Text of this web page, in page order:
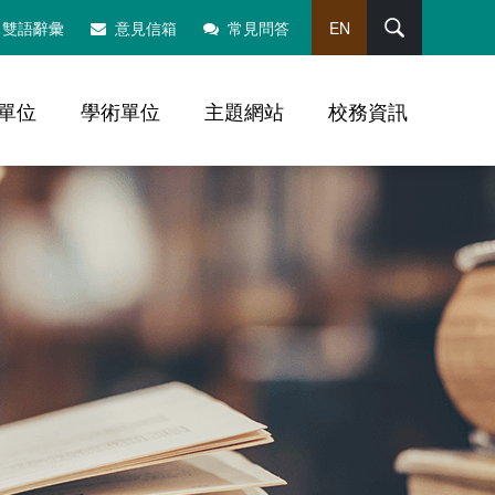
雙語辭彙 意見信箱 常見問答 EN
位 學術單位 主題網站 校務資訊